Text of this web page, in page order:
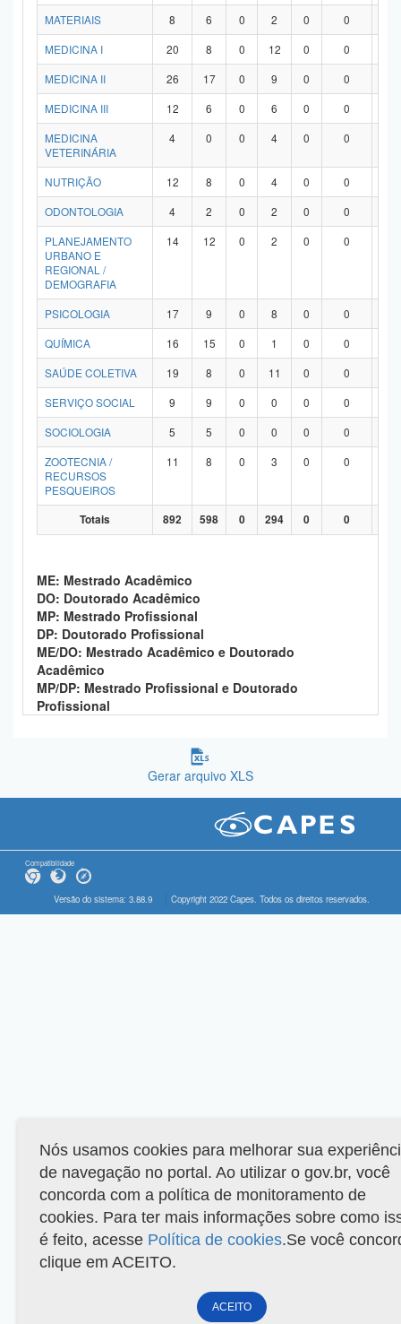
MATERIAIS 8 6 0 2 0 0
MEDICINA I
20 8 0 12 0 0
MEDICINA II
26 17 0 9 0 0
MEDICINA III
12 6 0 6 0 0
MEDICINA
VETERINÁRIA
4 0 0 4 0 0
NUTRIÇÃO 12 8 0 4 0 0
ODONTOLOGIA
4 2 0 2 0 0
PLANEJAMENTO
URBANO E
REGIONAL /
DEMOGRAFIA
14 12 0 2 0 0
PSICOLOGIA 17 9 0 8 0 0
QUÍMICA
16 15 0 1 0 0
SAÚDE COLETIVA
19 8 0 11 0 0
SERVIÇO SOCIAL
9 9 0 0 0 0
SOCIOLOGIA
5 5 0 0 0 0
ZOOTECNIA /
RECURSOS
PESQUEIROS
11 8 0 3 0 0
Totais 892 598 0 294 0 0
ME: Mestrado Acadêmico
DO: Doutorado Acadêmico
MP: Mestrado Profissional
DP: Doutorado Profissional
ME/DO: Mestrado Acadêmico e Doutorado
Acadêmico
MP/DP: Mestrado Profissional e Doutorado
Profissional
Gerar arquivo XLS
Compatibilidade
Versão do sistema: 3.88.9 Copyright 2022 Capes. Todos os direitos reservados.
Nós usamos cookies para melhorar sua
de navegação no portal. Ao utilizar o gov.br, você
concorda com a política de monitoramento de
cookies. Para ter mais informações sobre como
é feito, acesse Política de cookies.Se você
clique em ACEITO.
ACEITO